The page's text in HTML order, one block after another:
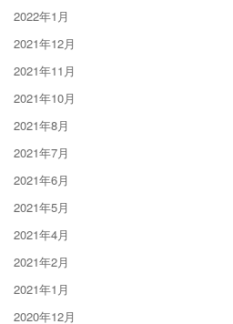
2022年1月
2021年12月
2021年11月
2021年10月
2021年8月
2021年7月
2021年6月
2021年5月
2021年4月
2021年2月
2021年1月
2020年12月